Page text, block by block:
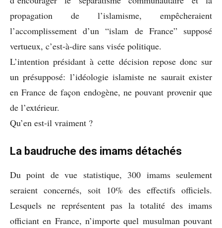
propagation de l’islamisme, empêcheraient
l’accomplissement d’un “islam de France” supposé
vertueux, c’est-à-dire sans visée politique.
L’intention présidant à cette décision repose donc sur
un présupposé: l’idéologie islamiste ne saurait exister
en France de façon endogène, ne pouvant provenir que
de l’extérieur.
Qu’en est-il vraiment ?
La baudruche des imams détachés
Du point de vue statistique, 300 imams seulement
seraient concernés, soit 10% des effectifs officiels.
Lesquels ne représentent pas la totalité des imams
officiant en France, n’importe quel musulman pouvant